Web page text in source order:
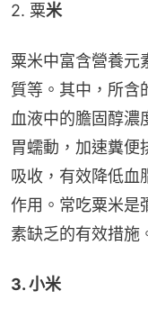
2. 粟米
粟米中富含營養元
質等。其中，所含
血液中的膽固醇濃
胃蠕動，加速糞便
吸收，有效降低血
作用。常吃粟米是
素缺乏的有效措施
3. 小米